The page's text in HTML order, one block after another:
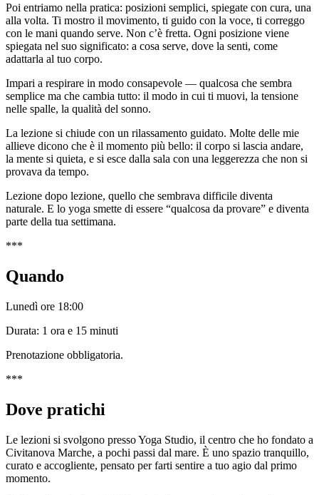
Poi entriamo nella pratica: posizioni semplici, spiegate con cura, una
alla volta. Ti mostro il movimento, ti guido con la voce, ti correggo
con le mani quando serve. Non c’è fretta. Ogni posizione viene
spiegata nel suo significato: a cosa serve, dove la senti, come
adattarla al tuo corpo.
Impari a respirare in modo consapevole — qualcosa che sembra
semplice ma che cambia tutto: il modo in cui ti muovi, la tensione
nelle spalle, la qualità del sonno.
La lezione si chiude con un rilassamento guidato. Molte delle mie
allieve dicono che è il momento più bello: il corpo si lascia andare,
la mente si quieta, e si esce dalla sala con una leggerezza che non si
provava da tempo.
Lezione dopo lezione, quello che sembrava difficile diventa
naturale. E lo yoga smette di essere “qualcosa da provare” e diventa
parte della tua settimana.
***
Quando
Lunedì ore 18:00
Durata: 1 ora e 15 minuti
Prenotazione obbligatoria.
***
Dove pratichi
Le lezioni si svolgono presso Yoga Studio, il centro che ho fondato a
Civitanova Marche, a pochi passi dal mare. È uno spazio tranquillo,
curato e accogliente, pensato per farti sentire a tuo agio dal primo
momento.